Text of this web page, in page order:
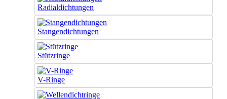
Radialdichtungen
Stangendichtungen
Stützringe
V-Ringe